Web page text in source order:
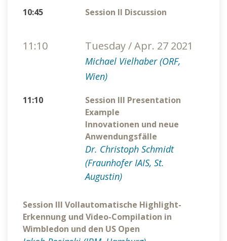
10:45 Session II Discussion
11:10 Tuesday / Apr. 27 2021
Michael Vielhaber (ORF,
Wien)
11:10
Session III Presentation
Example
Innovationen und neue
Anwendungsfälle
Dr. Christoph Schmidt
(Fraunhofer IAIS, St.
Augustin)
Session III Vollautomatische Highlight-
Erkennung und Video-Compilation in
Wimbledon und den US Open